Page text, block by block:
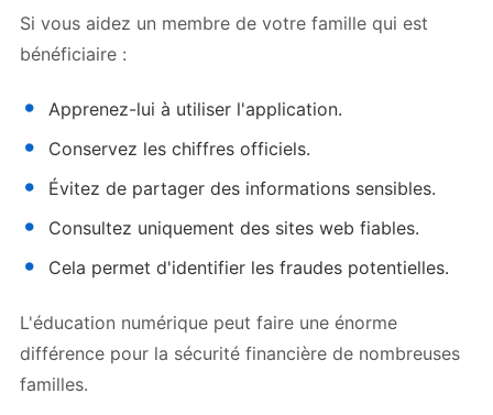
Si vous aidez un membre de votre famille qui est
bénéficiaire :
Apprenez-lui à utiliser l'application.
Conservez les chiffres officiels.
Évitez de partager des informations sensibles.
Consultez uniquement des sites web fiables.
Cela permet d'identifier les fraudes potentielles.
L'éducation numérique peut faire une énorme
différence pour la sécurité financière de nombreuses
familles.